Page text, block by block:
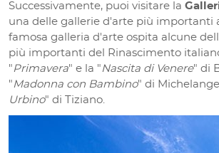
Successivamente, puoi visitare la
una delle gallerie d'arte più importanti
famosa galleria d'arte ospita alcune
più importanti del Rinascimento
"Primavera" e la "Nascita di Venere" di
"Madonna con Bambino" di
Urbino" di Tiziano.